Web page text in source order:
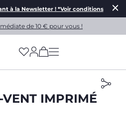
à la Newsletter ! *Voir conditions
de 10 € pour vous !
(has more options
VENT IMPRIMÉ